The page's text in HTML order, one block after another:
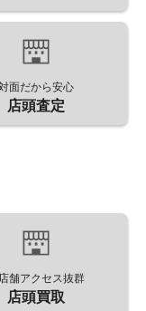
面だから安心
店頭査定
舗アクセス抜群
店頭買取